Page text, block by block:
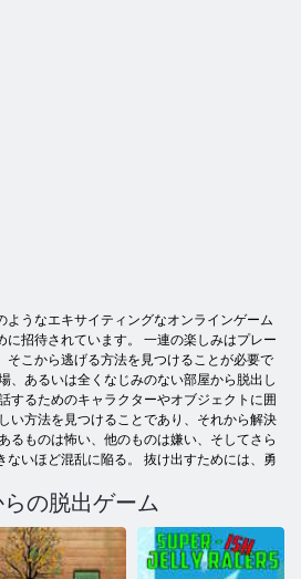
ようなエキサイティングなオンラインゲーム
に招待されています。 一連の楽しみはプレー
そこから逃げる方法を見つけることが必要で
、あるいは全くなじみのない部屋から脱出し
するためのキャラクターやオブジェクトに囲
い方法を見つけることであり、それから解決
るものは怖い、他のものは嫌い、そしてさら
ないほど混乱に陥る。 抜け出すためには、勇
の脱出ゲーム